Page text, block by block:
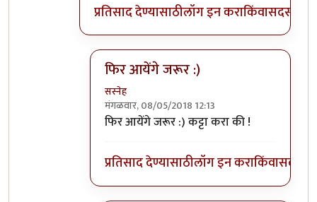
प्रतिसाद देण्यासाठीलॉग इन कराकिंवासदस्य व्हा
फिर आयेंगे जरूर :)
सस्नेह
मंगळवार, 08/05/2018 12:13
In reply toभारी मिळतेbyप्रचेतस
फिर आयेंगे जरूर :) कट्टा करा की !
प्रतिसाद देण्यासाठीलॉग इन कराकिंवासदस्य